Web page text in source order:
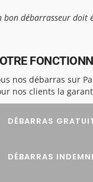
bon débarrasseur doit
nos débarras sur
nos clients la
DÉBARRAS
DÉBARRAS